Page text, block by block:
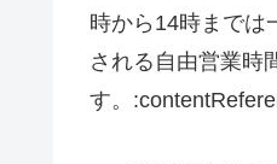
時から14時までは
される自由営業時
す。